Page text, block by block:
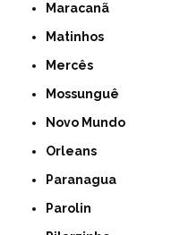
Maracanã
Matinhos
Mercês
Mossunguê
Novo Mundo
Orleans
Paranagua
Parolin